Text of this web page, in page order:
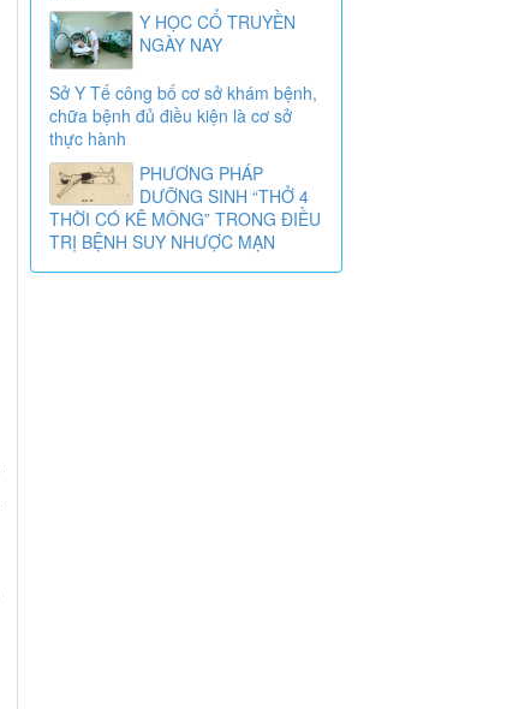
Y HỌC CỔ TRUYỀN
NGÀY NAY
Sở Y Tế công bố cơ sở khám bệnh,
chữa bệnh đủ điều kiện là cơ sở
thực hành
PHƯƠNG PHÁP
DƯỠNG SINH “THỞ 4
THỜI CÓ KÊ MÔNG” TRONG ĐIỀU
TRỊ BỆNH SUY NHƯỢC MẠN